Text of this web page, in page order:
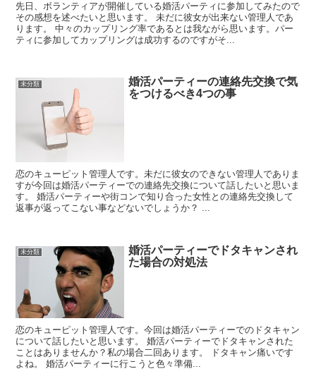
先日、ボランティアが開催している婚活パーティに参加してみたので
その感想を述べたいと思います。 未だに彼女が出来ない管理人であ
ります。 中々のカップリング率であるとは我ながら思います。パー
ティに参加してカップリングは成功するのですがそ...
未分類
婚活パーティーの連絡先交換で気
をつけるべき4つの事
恋のキューピット管理人です。未だに彼女のできない管理人でありま
すが今回は婚活パーティーでの連絡先交換について話したいと思いま
す。 婚活パーティーや街コンで知り合った女性との連絡先交換して
返事が返ってこない事などないでしょうか？ ...
未分類
婚活パーティーでドタキャンされ
た場合の対処法
恋のキューピット管理人です。今回は婚活パーティーでのドタキャン
について話したいと思います。 婚活パーティーでドタキャンされた
ことはありませんか？私の場合二回あります。 ドタキャン痛いです
よね。 婚活パーティーに行こうと色々準備...